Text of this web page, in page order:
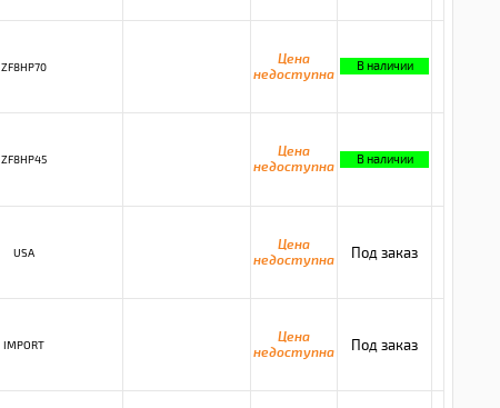
ZF8HP70
Цена
недоступна
В наличии
ZF8HP45
Цена
недоступна
В наличии
USA
Цена
недоступна
Под заказ
IMPORT
Цена
недоступна
Под заказ